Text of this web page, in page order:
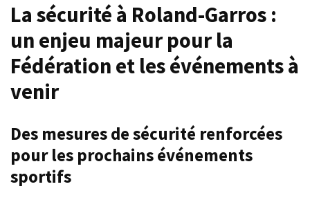
La sécurité à Roland-Garros :
un enjeu majeur pour la
Fédération et les événements à
venir
Des mesures de sécurité renforcées
pour les prochains événements
sportifs